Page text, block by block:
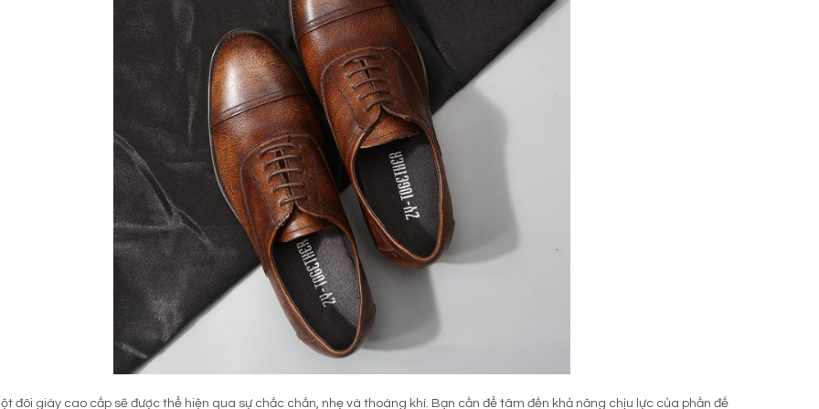
đôi giày cao cấp sẽ được thể hiện qua sự chắc chắn, nhẹ và thoáng khí. Bạn cần để tâm đến khả năng chịu lực của phần đế